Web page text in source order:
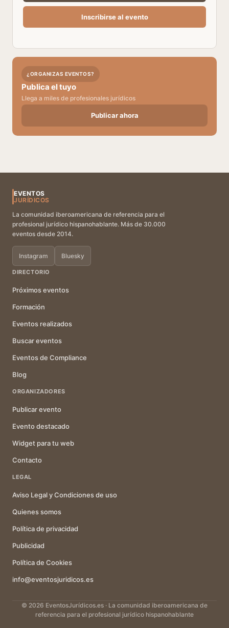
¿ORGANIZAS EVENTOS?
Publica el tuyo
Llega a miles de profesionales jurídicos
Publicar ahora
EVENTOS
JURÍDICOS
La comunidad iberoamericana de referencia para el
profesional jurídico hispanohablante. Más de 30.000
eventos desde 2014.
Instagram Bluesky
DIRECTORIO
Próximos eventos
Formación
Eventos realizados
Buscar eventos
Eventos de Compliance
Blog
ORGANIZADORES
Publicar evento
Evento destacado
Widget para tu web
Contacto
LEGAL
Aviso Legal y Condiciones de uso
Quienes somos
Política de privacidad
Publicidad
Política de Cookies
info@eventosjuridicos.es
© 2026 EventosJurídicos.es · La comunidad iberoamericana de
referencia para el profesional jurídico hispanohablante